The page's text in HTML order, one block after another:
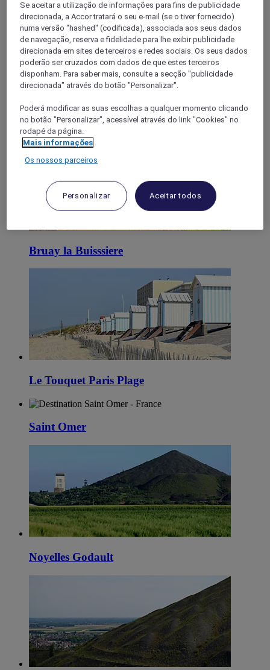
Arras
Bruay la Buisssiere
Le Touquet Paris Plage
Saint Omer
Noyelles Godault
Se aceitar a utilização de informações para fins de publicidade
direcionada, a Accor tratará o seu e-mail (se o tiver fornecido)
numa versão "hashed" (codificada), associada aos seus dados
de navegação, reserva e fidelidade para lhe exibir publicidade
direcionada em sites de terceiros e redes sociais. Os seus dados
poderão ser cruzados com dados de que estes terceiros
disponham. Para saber mais, consulte a secção "publicidade
direcionada" através do botão "Personalizar".
Poderá modificar as suas escolhas a qualquer momento clicando
no botão "Personalizar", acessível através do link "Cookies" no
rodapé da página.
Mais informações
Os nossos parceiros
Personalizar Aceitar todos